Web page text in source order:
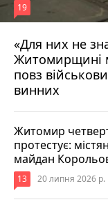
«Для них не
Житомирщині
повз
винних
19
17 липня 2026 р.
Житомир
протестує:
майдан
13 20 липня 2026 р.